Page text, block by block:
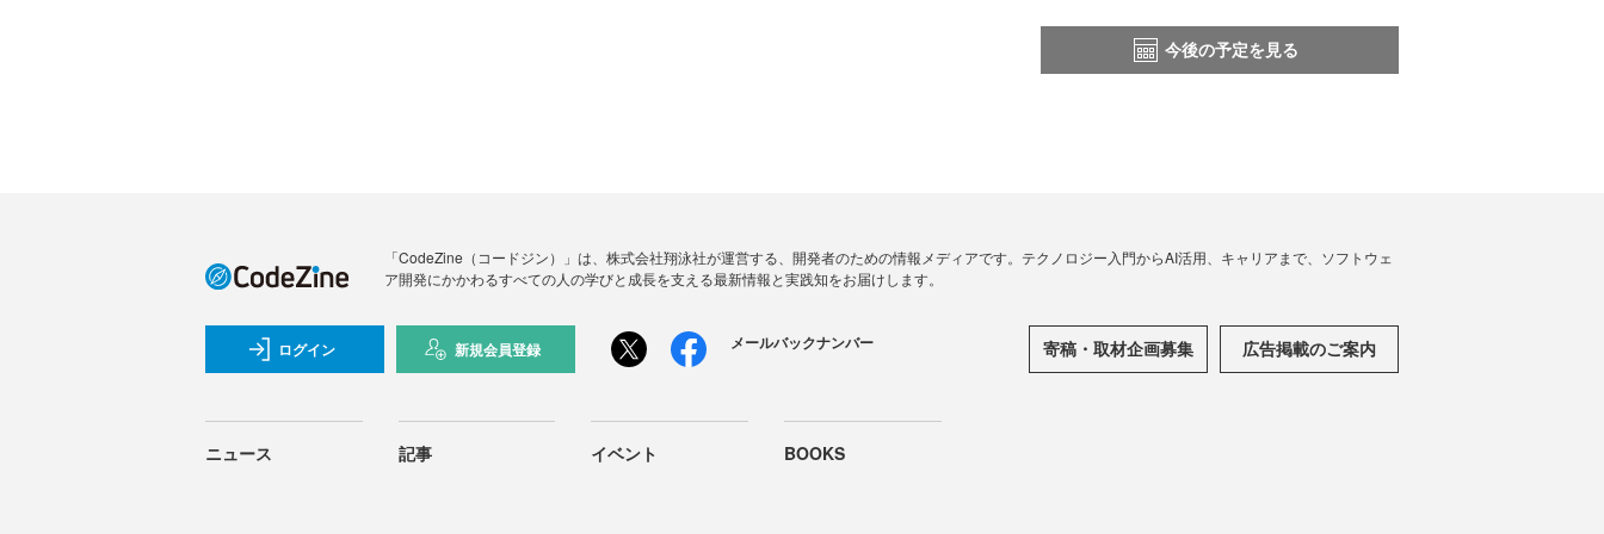
今後の予定を見る
「CodeZine（コードジン）」は、株式会社翔泳社が運営する、開発者のための情報メディアです。テクノロジー入門からAI活用、キャリアまで、ソフトウェ
ア開発にかかわるすべての人の学びと成長を支える最新情報と実践知をお届けします。
ログイン 新規会員登録 メールバックナンバー 寄稿・取材企画募集 広告掲載のご案内
ニュース 記事 イベント BOOKS